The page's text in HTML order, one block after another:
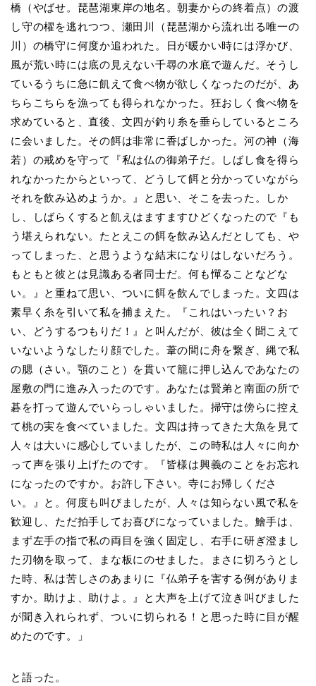
橋（やばせ。琵琶湖東岸の地名。朝妻からの終着点）の渡
し守の櫂を逃れつつ、瀬田川（琵琶湖から流れ出る唯一の
川）の橋守に何度か追われた。日が暖かい時には浮かび、
風が荒い時には底の見えない千尋の水底で遊んだ。そうし
ているうちに急に飢えて食べ物が欲しくなったのだが、あ
ちらこちらを漁っても得られなかった。狂おしく食べ物を
求めていると、直後、文四が釣り糸を垂らしているところ
に会いました。その餌は非常に香ばしかった。河の神（海
若）の戒めを守って『私は仏の御弟子だ。しばし食を得ら
れなかったからといって、どうして餌と分かっていながら
それを飲み込めようか。』と思い、そこを去った。しか
し、しばらくすると飢えはますますひどくなったので『も
う堪えられない。たとえこの餌を飲み込んだとしても、や
ってしまった、と思うような結末になりはしないだろう。
もともと彼とは見識ある者同士だ。何も憚ることなどな
い。』と重ねて思い、ついに餌を飲んでしまった。文四は
素早く糸を引いて私を捕まえた。『これはいったい？お
い、どうするつもりだ！』と叫んだが、彼は全く聞こえて
いないようなしたり顔でした。葦の間に舟を繋ぎ、縄で私
の腮（さい。顎のこと）を貫いて籠に押し込んであなたの
屋敷の門に進み入ったのです。あなたは賢弟と南面の所で
碁を打って遊んでいらっしゃいました。掃守は傍らに控え
て桃の実を食べていました。文四は持ってきた大魚を見て
人々は大いに感心していましたが、この時私は人々に向か
って声を張り上げたのです。『皆様は興義のことをお忘れ
になったのですか。お許し下さい。寺にお帰しくださ
い。』と。何度も叫びましたが、人々は知らない風で私を
歓迎し、ただ拍手してお喜びになっていました。鱠手は、
まず左手の指で私の両目を強く固定し、右手に研ぎ澄まし
た刃物を取って、まな板にのせました。まさに切ろうとし
た時、私は苦しさのあまりに『仏弟子を害する例がありま
すか。助けよ、助けよ。』と大声を上げて泣き叫びました
が聞き入れられず、ついに切られる！と思った時に目が醒
めたのです。」
と語った。